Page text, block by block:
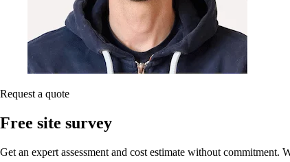
Request a quote
Free site survey
Get an expert assessment and cost estimate without commitment.